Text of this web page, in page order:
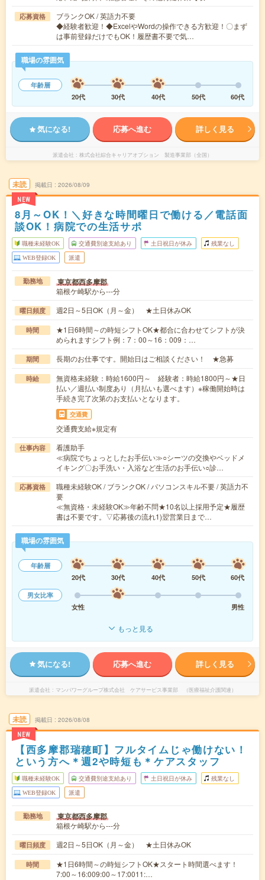
応募資格
ブランクOK / 英語力不要
◆経験者歓迎！◆ExcelやWordの操作できる方歓迎！〇まず
は事前登録だけでもOK！履歴書不要で気…
職場の雰囲気
年齢層
20代
30代 40代 50代 60代
気になる! 応募へ進む 詳しく見る
派遣会社 株式会社綜合キャリアオプション 製造事業部（全国）
未読
NEW
掲載日 2026/08/09
8月～OK！＼好きな時間曜日で働ける／電話面
談OK！病院での生活サポ
職種未経験OK 交通費別途支給あり 土日祝日が休み 残業なし
WEB登録OK 派遣
勤務地 東京都西多摩郡
箱根ケ崎駅から---分
曜日頻度 週2日～5日OK（月～金） ★土日休みOK
時間
★1日6時間～の時短シフトOK★都合に合わせてシフトが決
められますシフト例：7：00～16：009：…
期間 長期のお仕事です。開始日はご相談ください！ ★急募
時給
無資格未経験：時給1600円～ 経験者：時給1800円～★日
払い／週払い制度あり（月払いも選べます）※稼働開始時は
手続き完了次第のお支払いとなります。
交通費
交通費支給※規定有
仕事内容
看護助手
≪病院でちょっとしたお手伝い≫○シーツの交換やベッドメ
イキング〇お手洗い・入浴など生活のお手伝い○診…
応募資格
職種未経験OK / ブランクOK / パソコンスキル不要 / 英語力不
要
≪無資格・未経験OK≫年齢不問★10名以上採用予定★履歴
書は不要です。▽応募後の流れ1)翌営業日まで…
職場の雰囲気
年齢層
20代
30代 40代 50代
60代
男女比率
女性
男性
もっと見る
気になる! 応募へ進む 詳しく見る
派遣会社 マンパワーグループ株式会社 ケアサービス事業部 （医療福祉介護関連）
未読
NEW
掲載日 2026/08/08
【西多摩郡瑞穂町】フルタイムじゃ働けない！
という方へ＊週2や時短も＊ケアスタッフ
職種未経験OK 交通費別途支給あり 土日祝日が休み 残業なし
WEB登録OK 派遣
勤務地 東京都西多摩郡
箱根ケ崎駅から---分
曜日頻度 週2日～5日OK（月～金） ★土日休みOK
時間
★1日6時間～の時短シフトOK★スタート時間選べます！
7:00～16:009:00～17:0011:…